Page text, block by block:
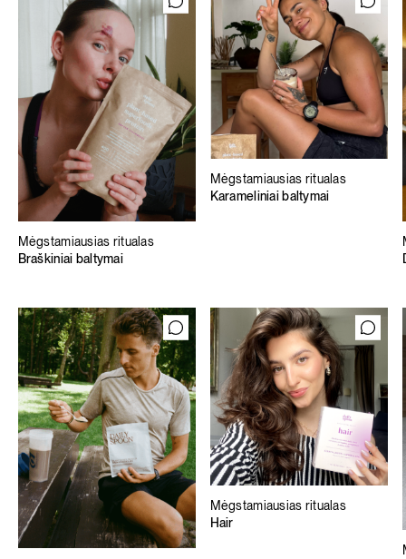
Mėgstamiausias ritualas
Braškiniai baltymai
Mėgstamiausias ritualas
Karameliniai baltymai
Mėgstamiausias ritualas
Hair